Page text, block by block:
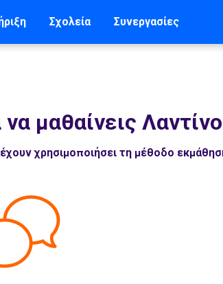
Σχολεία Συνεργασίες
να μαθαίνεις
χρησιμοποιήσει τη μέθοδο